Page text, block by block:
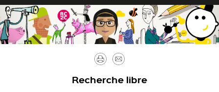
Imprimer
Recherche libre